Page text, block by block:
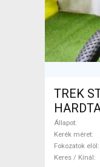
TREK
M/L
ELADÓ
Állapot
Kerék méret
Fokozatok elöl
Keres / Kínál